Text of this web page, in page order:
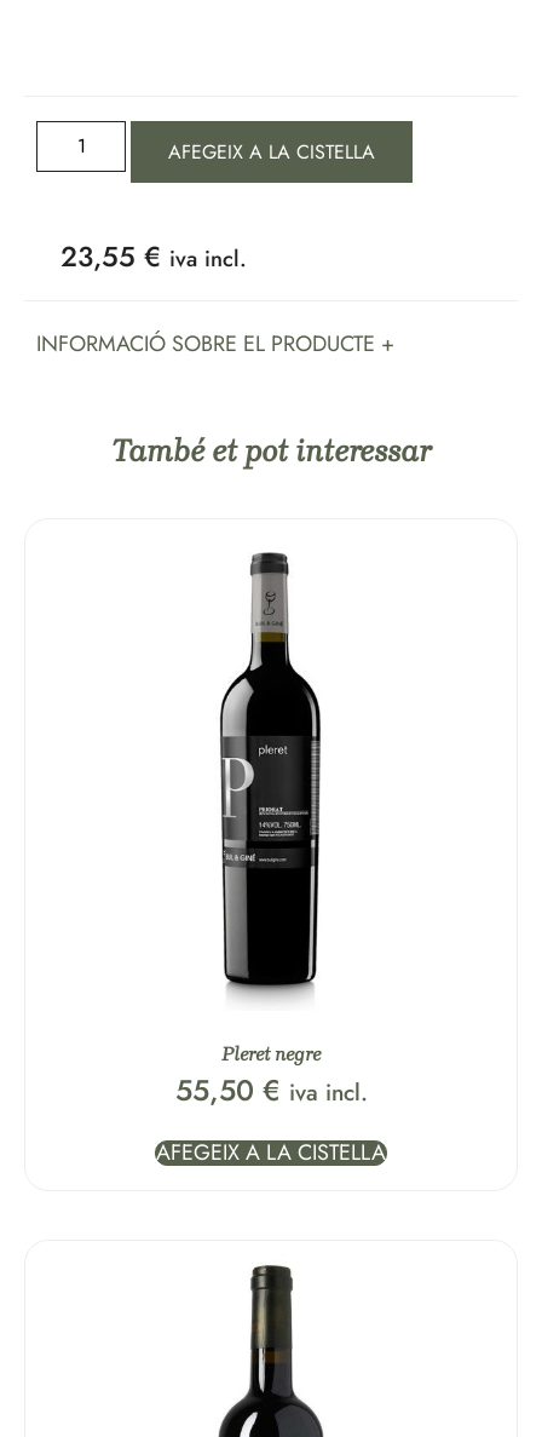
AFEGEIX A LA CISTELLA
23,55 € iva incl.
INFORMACIÓ SOBRE EL PRODUCTE +
També et pot interessar
Pleret negre
55,50 € iva incl.
AFEGEIX A LA CISTELLA